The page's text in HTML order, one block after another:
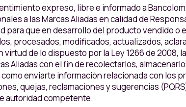
expreso, libre e informado a
a las Marcas Aliadas en calidad de
que en desarrollo del producto vendido o
procesados, modificados, actualizados,
de lo dispuesto por la Ley 1266 de 2008, la
Aliadas con el fin de recolectarlos,
enviarte información relacionada con los
quejas, reclamaciones y sugerencias
autoridad competente.